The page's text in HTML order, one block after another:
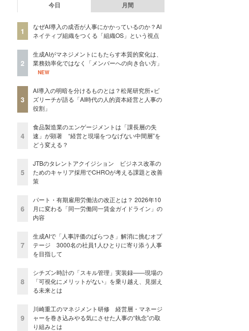
今日 月間
1
なぜAI導入の成否が人事にかかっているのか？AI
ネイティブ組織をつくる「組織OS」という視点
2
生成AIがマネジメントにもたらす本質的変化は、
業務効率化ではなく「メンバーへの向き合い方」
NEW
3
AI導入の明暗を分けるものとは？松尾研究所×ビ
ズリーチが語る「AI時代の人的資本経営と人事の
役割」
4
食品製造業のエンゲージメントは「課長層の失
速」が顕著 “経営と現場をつなげない中間層”を
どう変える？
5
JTBのタレントアクイジション ビジネス改革の
ためのキャリア採用でCHROが考える課題と改善
策
6
パート・有期雇用労働法の改正とは？ 2026年10
月に変わる「同一労働同一賃金ガイドライン」の
内容
7
生成AIで「人事評価のばらつき」解消に挑むオプ
テージ 3000名の社員1人ひとりに寄り添う人事
を目指して
8
シチズン時計の「スキル管理」実装録——現場の
「可視化にメリットがない」を乗り越え、見据え
る未来とは
9
川崎重工のマネジメント研修 経営層・マネージ
ャーを巻き込みやる気にさせた人事の“執念”の取
り組みとは